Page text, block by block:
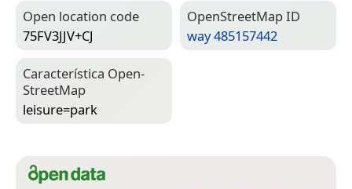
Open location code
75FV3JJV+CJ
Open­Street­Map ID
way 485157442
Característica Open­
Street­Map
leisure=­park